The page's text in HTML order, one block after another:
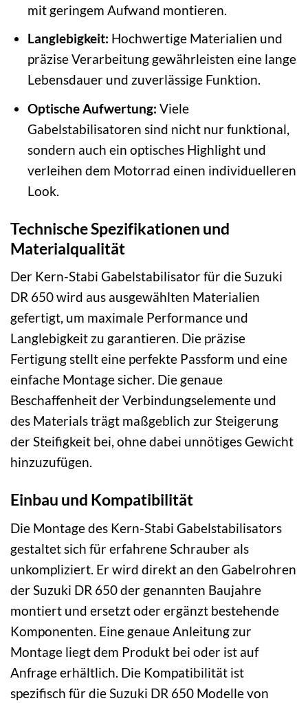
mit geringem Aufwand montieren.
Langlebigkeit: Hochwertige Materialien und
präzise Verarbeitung gewährleisten eine lange
Lebensdauer und zuverlässige Funktion.
Optische Aufwertung: Viele
Gabelstabilisatoren sind nicht nur funktional,
sondern auch ein optisches Highlight und
verleihen dem Motorrad einen individuelleren
Look.
Technische Spezifikationen und
Materialqualität
Der Kern-Stabi Gabelstabilisator für die Suzuki
DR 650 wird aus ausgewählten Materialien
gefertigt, um maximale Performance und
Langlebigkeit zu garantieren. Die präzise
Fertigung stellt eine perfekte Passform und eine
einfache Montage sicher. Die genaue
Beschaffenheit der Verbindungselemente und
des Materials trägt maßgeblich zur Steigerung
der Steifigkeit bei, ohne dabei unnötiges Gewicht
hinzuzufügen.
Einbau und Kompatibilität
Die Montage des Kern-Stabi Gabelstabilisators
gestaltet sich für erfahrene Schrauber als
unkompliziert. Er wird direkt an den Gabelrohren
der Suzuki DR 650 der genannten Baujahre
montiert und ersetzt oder ergänzt bestehende
Komponenten. Eine genaue Anleitung zur
Montage liegt dem Produkt bei oder ist auf
Anfrage erhältlich. Die Kompatibilität ist
spezifisch für die Suzuki DR 650 Modelle von